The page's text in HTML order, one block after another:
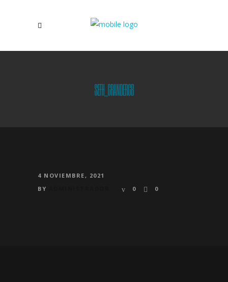
SEFH_GRANDERGB
4 NOVIEMBRE, 2021
BY
0 0